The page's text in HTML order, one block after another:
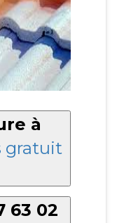
à
gratuit
63 02